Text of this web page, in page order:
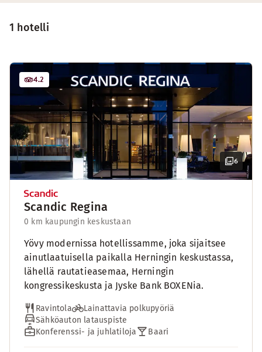
1 hotelli
6
4.2
Scandic Regina
0 km kaupungin keskustaan
Yövy modernissa hotellissamme, joka sijaitsee
ainutlaatuisella paikalla Herningin keskustassa,
lähellä rautatieasemaa, Herningin
kongressikeskusta ja Jyske Bank BOXENia.
Ravintola
Lainattavia polkupyöriä
Sähköauton latauspiste
Konferenssi- ja juhlatiloja
Baari